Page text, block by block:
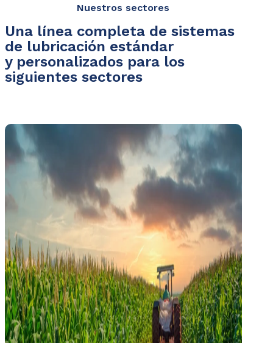
Nuestros sectores
Una línea completa de sistemas
de lubricación estándar
y personalizados para los
siguientes sectores